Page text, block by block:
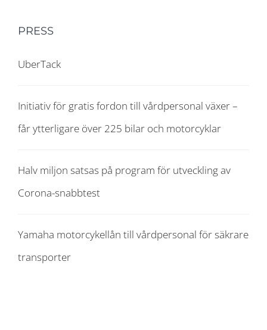
PRESS
UberTack
Initiativ för gratis fordon till vårdpersonal växer –
får ytterligare över 225 bilar och motorcyklar
Halv miljon satsas på program för utveckling av
Corona-snabbtest
Yamaha motorcykellån till vårdpersonal för säkrare
transporter